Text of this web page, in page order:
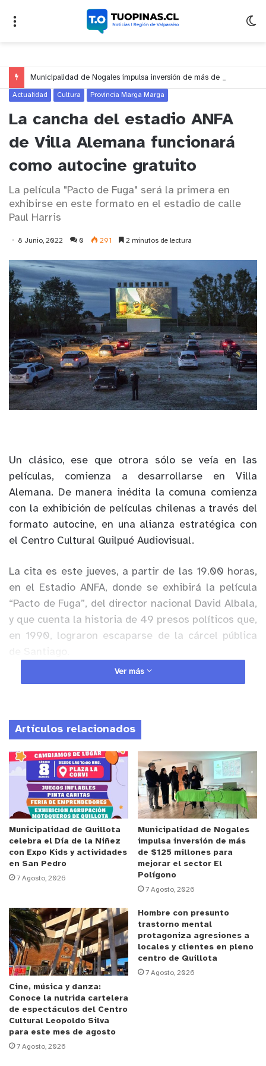
Actualidad Cultura Provincia Marga Marga
La cancha del estadio ANFA
de Villa Alemana funcionará
como autocine gratuito
La película "Pacto de Fuga" será la primera en
exhibirse en este formato en el estadio de calle
Paul Harris
8 Junio, 2022 0 291 2 minutos de lectura
Un clásico, ese que otrora sólo se veía en las
películas, comienza a desarrollarse en Villa
Alemana. De manera inédita la comuna comienza
con la exhibición de películas chilenas a través del
formato autocine, en una alianza estratégica con
el Centro Cultural Quilpué Audiovisual.
La cita es este jueves, a partir de las 19.00 horas,
en el Estadio ANFA, donde se exhibirá la película
“Pacto de Fuga”, del director nacional David Albala,
y que cuenta la historia de 49 presos políticos que,
en 1990, lograron escaparse de la cárcel pública
Anuncio Patrocinado
nuestro compromiso está con los territorios y, por
lo tanto, la descentralización de las actividades y
de los servicios municipales es parte de ello. Hoy
día con mucho entusiasmo y con mucho orgullo
damos inicio a una actividad inédita en nuestra
comuna, que es el autocine, que nos va a permitir,
en tiempos donde aún debemos cuidarnos, vivir
actividades culturales, pero en cada uno de
nuestros territorios”, manifestó la alcaldesa de
Villa Alemana, Javiera Toledo.
“Estamos muy contentos de llegar con este
formato de autocine a la comuna de Villa Alemana,
esto corresponde a una de las estrategias que
hemos elaborado como institución para acercar el
cine chileno en distintos barrios y comunas de la
región”, expresó por su parte, Alexis Sánchez,
director ejecutivo del Centro Cultural Quilpué
Audiovisual.
La capacidad es de 25 autos y es necesario
inscribirse a través del link
Ver más
Artículos relacionados
Municipalidad de Quillota
celebra el Día de la Niñez
con Expo Kids y actividades
en San Pedro
7 Agosto, 2026
Municipalidad de Nogales
impulsa inversión de más
de $125 millones para
mejorar el sector El
Polígono
7 Agosto, 2026
Cine, música y danza:
Conoce la nutrida cartelera
de espectáculos del Centro
Cultural Leopoldo Silva
para este mes de agosto
7 Agosto, 2026
Hombre con presunto
trastorno mental
protagoniza agresiones a
locales y clientes en pleno
centro de Quillota
7 Agosto, 2026